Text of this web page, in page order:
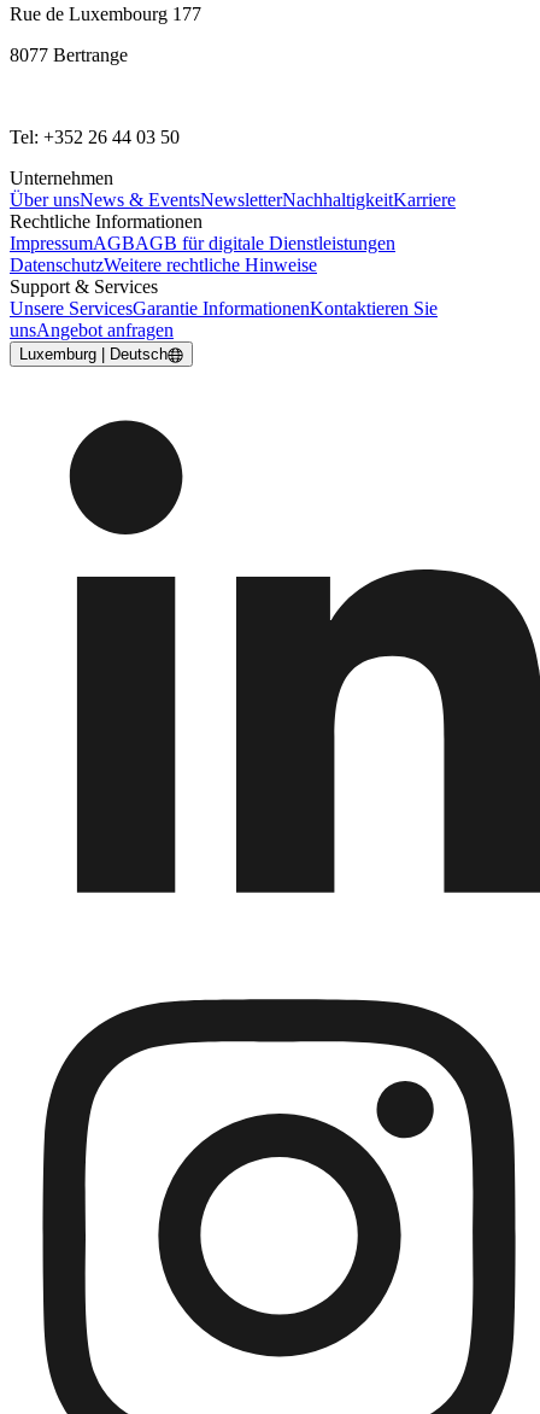
Rue de Luxembourg 177
8077 Bertrange
Tel: +352 26 44 03 50
Unternehmen
Über unsNews & EventsNewsletterNachhaltigkeitKarriere
Rechtliche Informationen
ImpressumAGBAGB für digitale Dienstleistungen
DatenschutzWeitere rechtliche Hinweise
Support & Services
Unsere ServicesGarantie InformationenKontaktieren Sie
unsAngebot anfragen
Luxemburg | Deutsch